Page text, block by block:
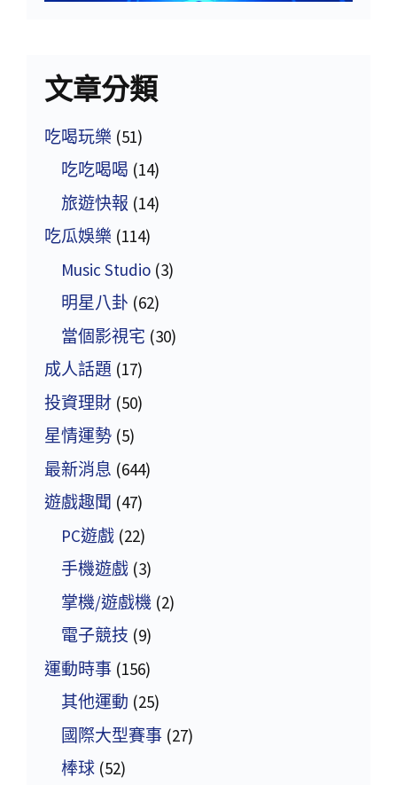
文章分類
吃喝玩樂 (51)
吃吃喝喝 (14)
旅遊快報 (14)
吃瓜娛樂 (114)
Music Studio (3)
明星八卦 (62)
當個影視宅 (30)
成人話題 (17)
投資理財 (50)
星情運勢 (5)
最新消息 (644)
遊戲趣聞 (47)
PC遊戲 (22)
手機遊戲 (3)
掌機/遊戲機 (2)
電子競技 (9)
運動時事 (156)
其他運動 (25)
國際大型賽事 (27)
棒球 (52)